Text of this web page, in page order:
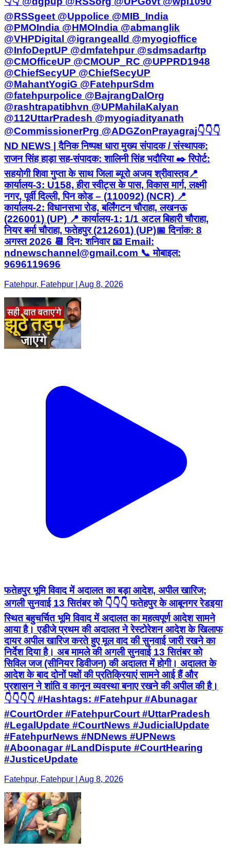
@RSSgeet @Uppolice @MIB_India
@PMOIndia @HMOIndia @abmanglik
@VHPDigital @igrangealld @myogioffice
@InfoDeptUP @dmfatehpur @sdmsadarftp
@CMOfficeUP @CMOUP_RC @UPPRD1948
@ChiefSecyUP @ChiefSecyUP
@MahantYogiG @FatehpurSdm
@fatehpurpolice @BajrangDalOrg
@rashtrapatibhvn @UPMahilaKalyan
@112UttarPradesh @myogiadityanath
@CommissionerPrg @ADGZonPrayagraj ​👇👇👇 ​
ND NEWS | दैनिक निष्पक्ष धारा मुख्य संपादक / संस्थापक:
राजन सिंह हाड़ा सह-संपादक: शालिनी सिंह भदौरिया ✒️ रिपोर्ट:
सहयोगी शिवा गुप्ता के साथ जिला ब्यूरो अजय श्रीवास्तव ​📍
कार्यालय-3: U158, हीरा स्वीट्स के पास, विकास मार्ग, लक्ष्मी
नगर, पूर्वी दिल्ली, पिन कोड – (110092) (NCR) 📍
कार्यालय-2: विधानसभा रोड, बर्लिंगटन चौराहा, लखनऊ
(226001) (UP) 📍 कार्यालय-1: 1/1 अटल बिहारी चौराहा,
नियर बर्मा चौराहा, फतेहपुर (212601) (UP) ​📅 दिनांक: 8
अगस्त 2026 📆 दिन: शनिवार 📧 Email:
ndnewschannel@gmail.com 📞 मोबाइल:
9696119696
Fatehpur, Fatehpur | Aug 8, 2026
फतेहपुर भूमि विवाद में अदालत का बड़ा आदेश, अपील खारिज;
अगली सुनवाई 13 सितंबर को 👇👇👇 फतेहपुर के आबूनगर रेडइया
स्थित बहुचर्चित भूमि विवाद में अदालत का महत्वपूर्ण आदेश सामने
आया है। एडीजे प्रथम की अदालत ने रेस्टोरेशन आदेश के खिलाफ
दायर अपील खारिज करते हुए मूल वाद की सुनवाई जारी रखने का
निर्देश दिया है। अब मामले की अगली सुनवाई 13 सितंबर को
सिविल जज (सीनियर डिवीजन) की अदालत में होगी। अदालत के
आदेश के बाद दोनों पक्षों की प्रतिक्रियाएं सामने आई हैं और
प्रशासन ने शांति व कानून व्यवस्था बनाए रखने की अपील की है।
👇👇👇👇 #Hashtags: #Fatehpur #Abunagar
#CourtOrder #FatehpurCourt #UttarPradesh
#LegalUpdate #CourtNews #JudicialUpdate
#FatehpurNews #NDNews #UPNews
#Aboonagar #LandDispute #CourtHearing
#JusticeUpdate
Fatehpur, Fatehpur | Aug 8, 2026